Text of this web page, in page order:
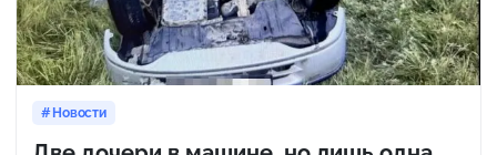
Новости